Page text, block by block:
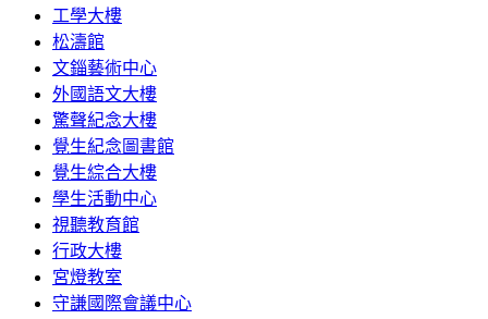
工學大樓
松濤館
文錙藝術中心
外國語文大樓
驚聲紀念大樓
覺生紀念圖書館
覺生綜合大樓
學生活動中心
視聽教育館
行政大樓
宮燈教室
守謙國際會議中心